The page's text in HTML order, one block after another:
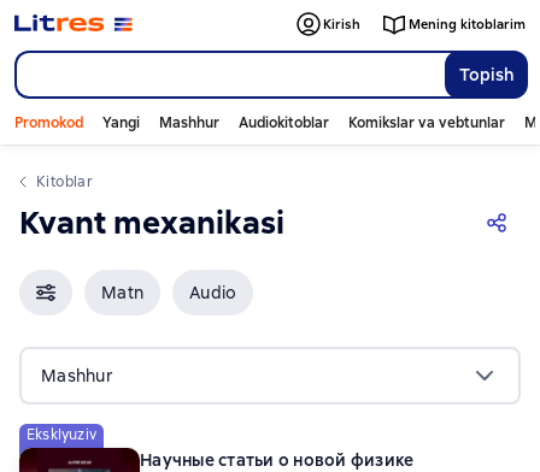
Topish
Kirish Mening kitoblarim
Promokod Yangi Mashhur Audiokitoblar Komikslar va vebtunlar
Kitoblar
Kvant mexanikasi
Matn Audio
Mashhur
Eksklyuziv
Научные статьи о новой физике